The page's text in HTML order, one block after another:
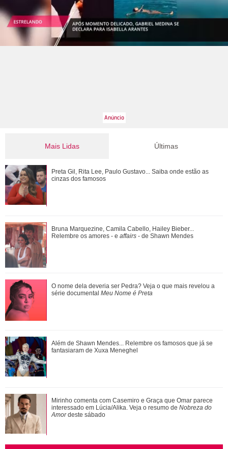
Mais Lidas
Preta Gil, Rita Lee, Paulo Gustavo... Saiba onde estão as
cinzas dos famosos
Agrado e Eduarda são prejudicadas pela proximidade com
João Raul. Saiba o que vai acontece...
Fernanda Torres cantando, Kaká tentando dar estrela...
Relembre os micos que famosos já pag...
Pedro comemora o estado de saúde de Bruna. Confira o
que vai rolar neste sábado em Quem Ama...
Veja tudo sobre a bariátrica e a evolução do corpo de Jojo
Todynho
Últimas
Preta Gil, Rita Lee, Paulo Gustavo... Saiba onde estão as
cinzas dos famosos
Bruna Marquezine, Camila Cabello, Hailey Bieber...
Relembre os amores - e affairs - de Shawn Mendes
O nome dela deveria ser Pedra? Veja o que mais revelou a
série documental Meu Nome é Preta
Além de Shawn Mendes... Relembre os famosos que já se
fantasiaram de Xuxa Meneghel
Mirinho comenta com Casemiro e Graça que Omar parece
interessado em Lúcia/Alika. Veja o resumo de Nobreza do
Amordeste sábado